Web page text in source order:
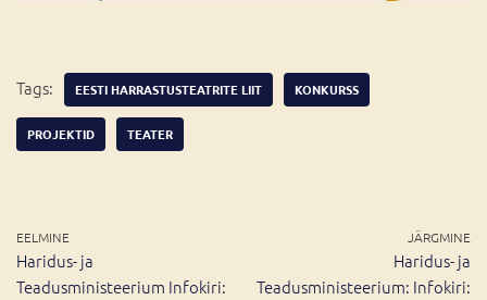
Tags: EESTI HARRASTUSTEATRITE LIIT KONKURSS
PROJEKTID TEATER
EELMINE
Haridus- ja
Teadusministeerium Infokiri:
JÄRGMINE
Haridus- ja
Teadusministeerium: Infokiri: